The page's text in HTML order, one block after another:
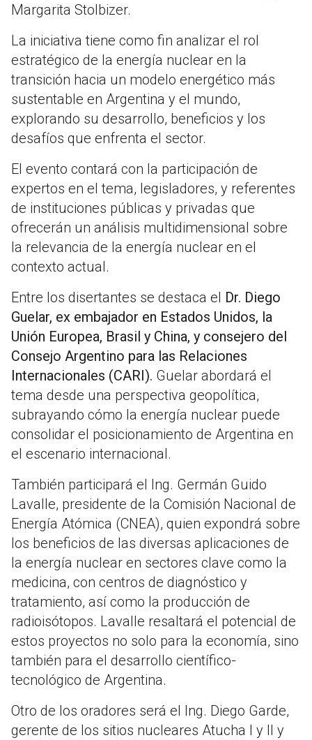
Margarita Stolbizer.
La iniciativa tiene como fin analizar el rol
estratégico de la energía nuclear en la
transición hacia un modelo energético más
sustentable en Argentina y el mundo,
explorando su desarrollo, beneficios y los
desafíos que enfrenta el sector.
El evento contará con la participación de
expertos en el tema, legisladores, y referentes
de instituciones públicas y privadas que
ofrecerán un análisis multidimensional sobre
la relevancia de la energía nuclear en el
contexto actual.
Entre los disertantes se destaca el Dr. Diego
Guelar, ex embajador en Estados Unidos, la
Unión Europea, Brasil y China, y consejero del
Consejo Argentino para las Relaciones
Internacionales (CARI). Guelar abordará el
tema desde una perspectiva geopolítica,
subrayando cómo la energía nuclear puede
consolidar el posicionamiento de Argentina en
el escenario internacional.
También participará el Ing. Germán Guido
Lavalle, presidente de la Comisión Nacional de
Energía Atómica (CNEA), quien expondrá sobre
los beneficios de las diversas aplicaciones de
la energía nuclear en sectores clave como la
medicina, con centros de diagnóstico y
tratamiento, así como la producción de
radioisótopos. Lavalle resaltará el potencial de
estos proyectos no solo para la economía, sino
también para el desarrollo científico-
tecnológico de Argentina.
Otro de los oradores será el Ing. Diego Garde,
gerente de los sitios nucleares Atucha I y II y